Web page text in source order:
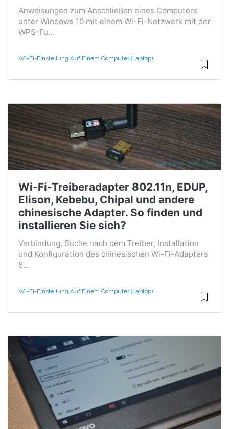
Anweisungen zum Anschließen eines Computers
unter Windows 10 mit einem Wi-Fi-Netzwerk mit der
WPS-Fu...
Wi-Fi-Einstellung Auf Einem Computer (Laptop)
Wi-Fi-Treiberadapter 802.11n, EDUP,
Elison, Kebebu, Chipal und andere
chinesische Adapter. So finden und
installieren Sie sich?
Verbindung, Suche nach dem Treiber, Installation
und Konfiguration des chinesischen Wi-Fi-Adapters
8...
Wi-Fi-Einstellung Auf Einem Computer (Laptop)